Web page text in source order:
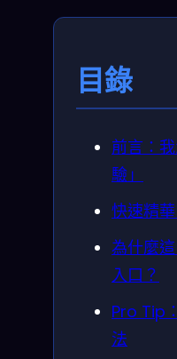
目錄
前言：
驗」
快速精
為什麼
入口？
Pro Tip
法